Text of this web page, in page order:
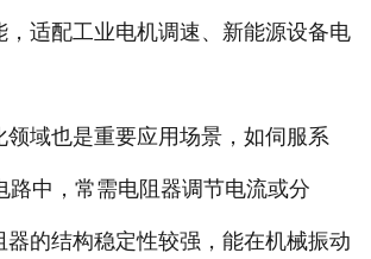
，适配工业电机调速、新能源设备电
域也是重要应用场景，如伺服系
路中，常需电阻器调节电流或分
器的结构稳定性较强，能在机械振动